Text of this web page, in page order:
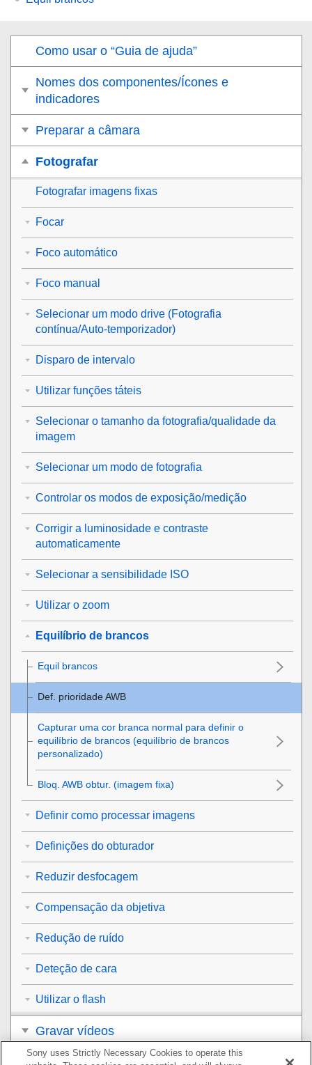
Como usar o “Guia de ajuda”
Nomes dos componentes/Ícones e
indicadores
Preparar a câmara
Fotografar
Fotografar imagens fixas
Focar
Foco automático
Foco manual
Selecionar um modo drive (Fotografia
contínua/Auto-temporizador)
Disparo de intervalo
Utilizar funções táteis
Selecionar o tamanho da fotografia/qualidade da
imagem
Selecionar um modo de fotografia
Controlar os modos de exposição/medição
Corrigir a luminosidade e contraste
automaticamente
Selecionar a sensibilidade ISO
Utilizar o zoom
Equilíbrio de brancos
Equil brancos
Def. prioridade AWB
Capturar uma cor branca normal para definir o
equilíbrio de brancos (equilíbrio de brancos
personalizado)
Bloq. AWB obtur. (imagem fixa)
Definir como processar imagens
Definições do obturador
Reduzir desfocagem
Compensação da objetiva
Redução de ruído
Deteção de cara
Utilizar o flash
Gravar vídeos
Visualização
Sony uses Strictly Necessary Cookies to operate this